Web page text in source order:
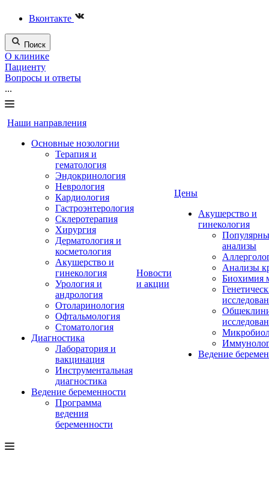
Вконтакте
Поиск
О клинике
Пациенту
Вопросы и ответы
...
Наши направления
Основные нозологии
Терапия и
гематология
Эндокринология
Неврология
Кардиология
Гастроэнтерология
Склеротерапия
Хирургия
Дерматология и
косметология
Акушерство и
гинекология
Урология и
андрология
Отоларинология
Офтальмология
Стоматология
Диагностика
Лаборатория и
вакцинация
Инструментальная
диагностика
Ведение беременности
Программа
ведения
беременности
Новости
и акции
Цены
Акушерство и
гинекология
анализы
Анализы
Биохимия
Ведение